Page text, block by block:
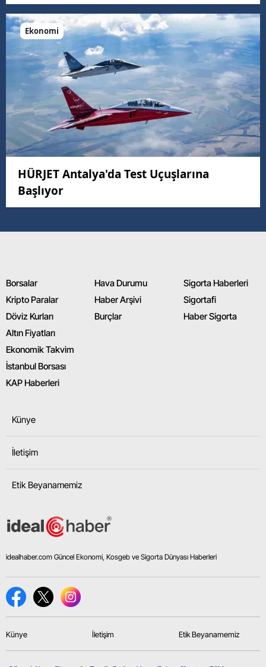
Ekonomi
HÜRJET Antalya'da Test Uçuşlarına
Başlıyor
Borsalar
Kripto Paralar
Döviz Kurları
Altın Fiyatları
Ekonomik Takvim
İstanbul Borsası
KAP Haberleri
Hava Durumu
Haber Arşivi
Burçlar
Sigorta Haberleri
Sigortafi
Haber Sigorta
Künye
İletişim
Etik Beyanamemiz
idealhaber.com Güncel Ekonomi, Kosgeb ve Sigorta Dünyası Haberleri
Künye İletişim Etik Beyanamemiz